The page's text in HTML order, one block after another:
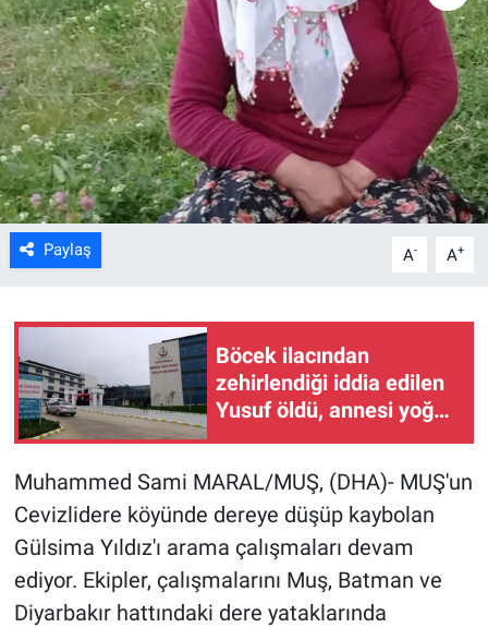
Paylaş A- A+
Böcek ilacından
zehirlendiği iddia edilen
Yusuf öldü, annesi yoğun
bakımda (2)
Muhammed Sami MARAL/MUŞ, (DHA)- MUŞ'un
Cevizlidere köyünde dereye düşüp kaybolan
Gülsima Yıldız'ı arama çalışmaları devam
ediyor. Ekipler, çalışmalarını Muş, Batman ve
Diyarbakır hattındaki dere yataklarında
Eğitim
Yaşam
Kültür Sanat
Bilim ve Teknoloji
Genel
Haber Arşivi